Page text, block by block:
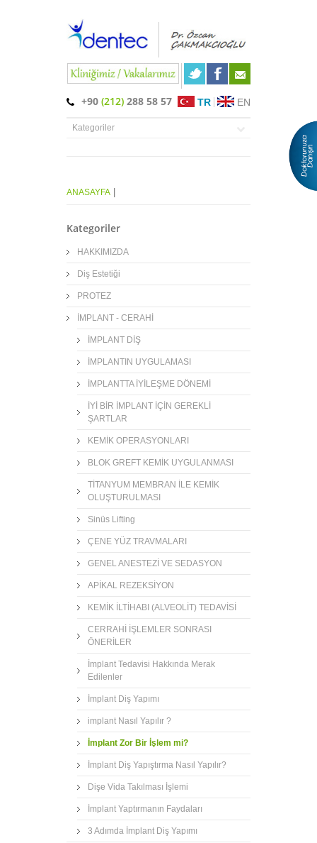
+90 (212) 288 58 57 TR EN
ANASAYFA
Kategoriler
HAKKIMIZDA
Diş Estetiği
PROTEZ
İMPLANT - CERAHİ
İMPLANT DİŞ
İMPLANTIN UYGULAMASI
İMPLANTTA İYİLEŞME DÖNEMİ
İYİ BİR İMPLANT İÇİN GEREKLİ
ŞARTLAR
KEMİK OPERASYONLARI
BLOK GREFT KEMİK UYGULANMASI
TİTANYUM MEMBRAN İLE KEMİK
OLUŞTURULMASI
Sinüs Lifting
ÇENE YÜZ TRAVMALARI
GENEL ANESTEZİ VE SEDASYON
APİKAL REZEKSİYON
KEMİK İLTİHABI (ALVEOLİT) TEDAVİSİ
CERRAHİ İŞLEMLER SONRASI
ÖNERİLER
İmplant Tedavisi Hakkında Merak
Edilenler
İmplant Diş Yapımı
implant Nasıl Yapılır ?
İmplant Zor Bir İşlem mi?
İmplant Diş Yapıştırma Nasıl Yapılır?
Dişe Vida Takılması İşlemi
İmplant Yaptırmanın Faydaları
3 Adımda İmplant Diş Yapımı